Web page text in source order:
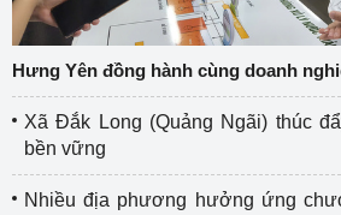
Hưng Yên đồng hành cùng doanh
Xã Đắk Long (Quảng Ngãi) thúc
bền vững
Nhiều địa phương hưởng ứng